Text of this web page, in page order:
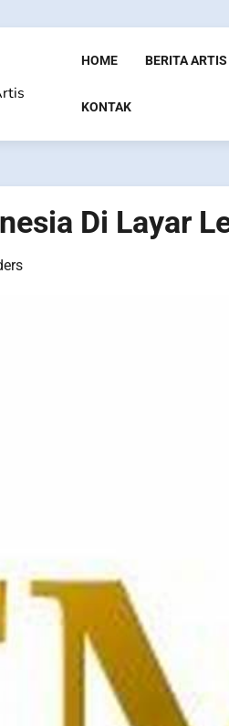
HOME BERITA ARTIS
KONTAK
Di Layar